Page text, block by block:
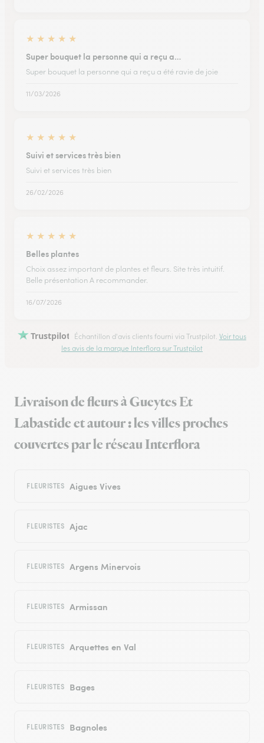
★ ★ ★ ★ ★
Super bouquet la personne qui a reçu a…
Super bouquet la personne qui a reçu a été ravie de joie
11/03/2026
★ ★ ★ ★ ★
Suivi et services très bien
Suivi et services très bien
26/02/2026
★ ★ ★ ★ ★
Belles plantes
Choix assez important de plantes et fleurs. Site très intuitif.
Belle présentation A recommander.
16/07/2026
Trustpilot Échantillon d'avis clients fourni via Trustpilot. Voir tous
les avis de la marque Interflora sur Trustpilot
Livraison de fleurs à Gueytes Et
Labastide et autour : les villes proches
couvertes par le réseau Interflora
FLEURISTES Aigues Vives
FLEURISTES Ajac
FLEURISTES Argens Minervois
FLEURISTES Armissan
FLEURISTES Arquettes en Val
FLEURISTES Bages
FLEURISTES Bagnoles